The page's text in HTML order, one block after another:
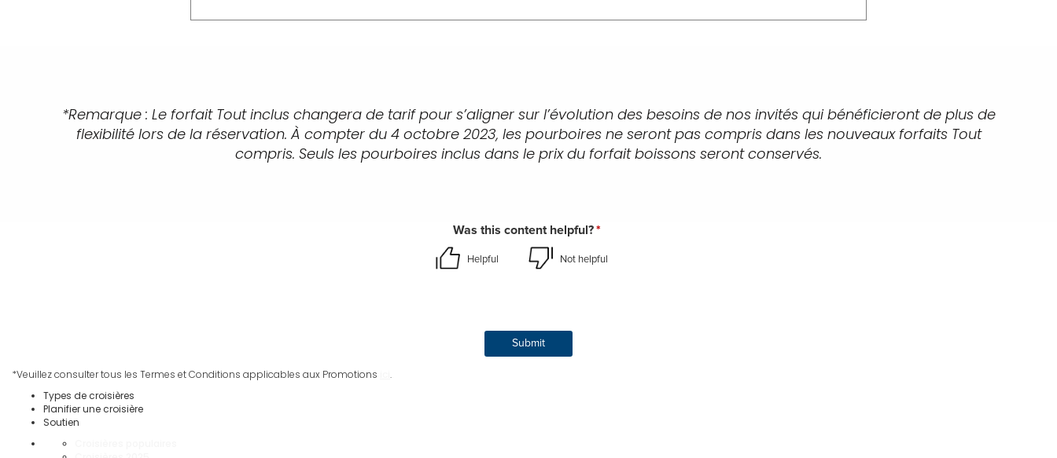
*Remarque : Le forfait Tout inclus changera de tarif pour s’aligner sur l’évolution des besoins de nos invités qui bénéficieront de plus de
flexibilité lors de la réservation. À compter du 4 octobre 2023, les pourboires ne seront pas compris dans les nouveaux forfaits Tout
compris. Seuls les pourboires inclus dans le prix du forfait boissons seront conservés.
*Veuillez consulter tous les Termes et Conditions applicables aux Promotions
.
Types de croisières
Planifier une croisière
Soutien